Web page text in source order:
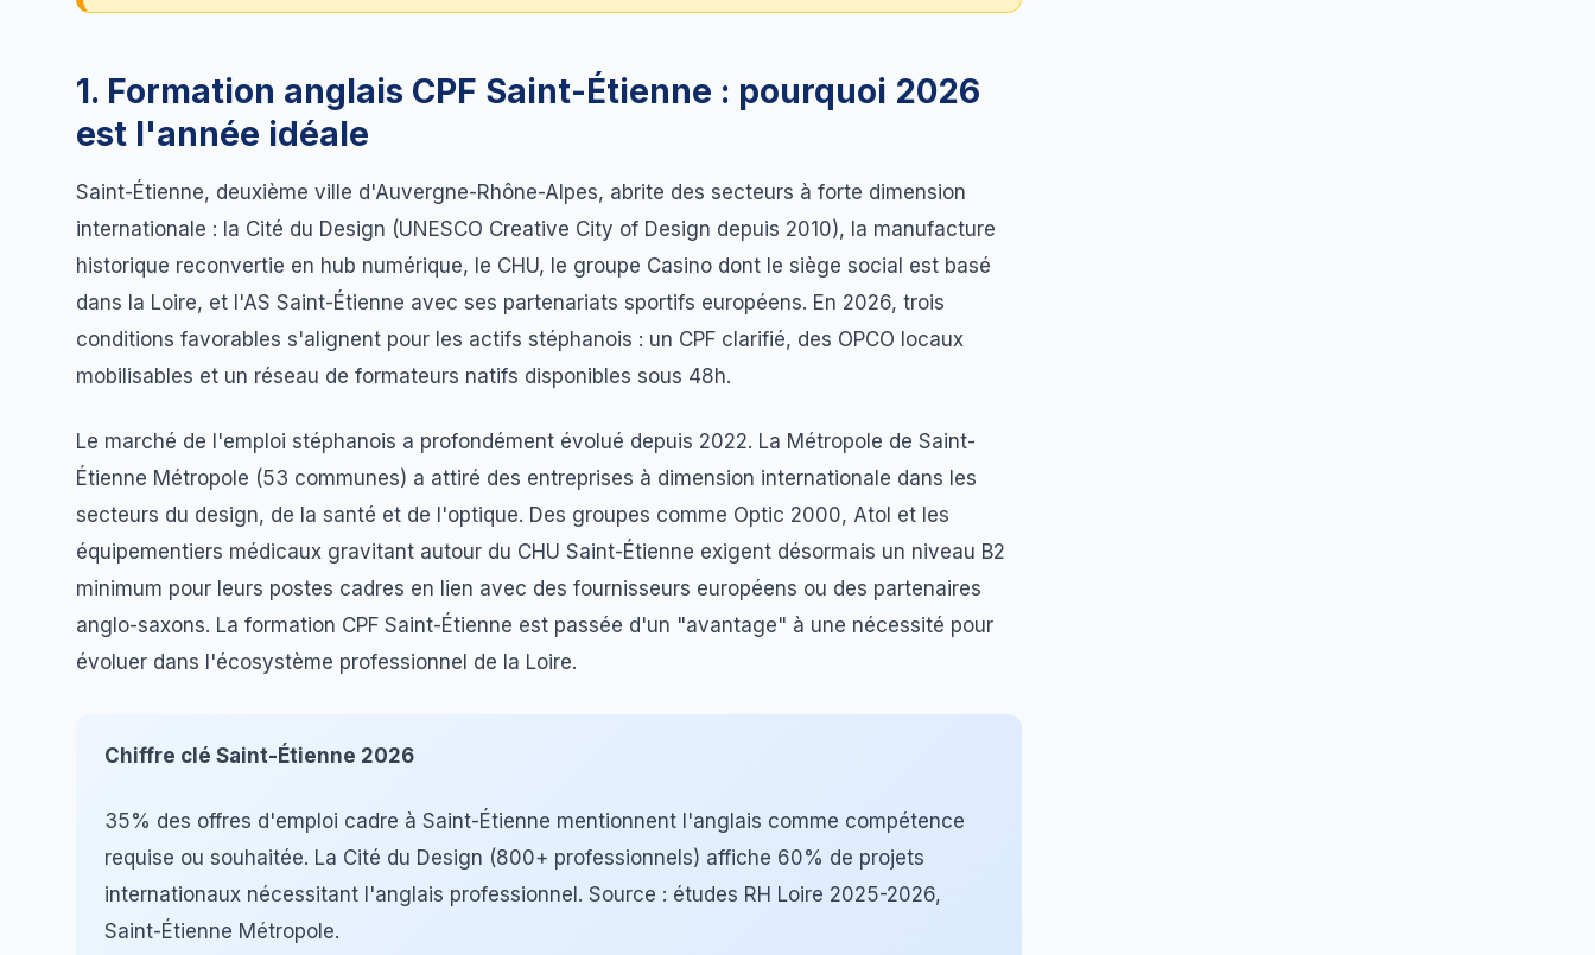
1. Formation anglais CPF Saint-Étienne : pourquoi 2026
est l'année idéale
Saint-Étienne, deuxième ville d'Auvergne-Rhône-Alpes, abrite des secteurs à forte dimension
internationale : la Cité du Design (UNESCO Creative City of Design depuis 2010), la manufacture
historique reconvertie en hub numérique, le CHU, le groupe Casino dont le siège social est basé
dans la Loire, et l'AS Saint-Étienne avec ses partenariats sportifs européens. En 2026, trois
conditions favorables s'alignent pour les actifs stéphanois : un CPF clarifié, des OPCO locaux
mobilisables et un réseau de formateurs natifs disponibles sous 48h.
Le marché de l'emploi stéphanois a profondément évolué depuis 2022. La Métropole de Saint-
Étienne Métropole (53 communes) a attiré des entreprises à dimension internationale dans les
secteurs du design, de la santé et de l'optique. Des groupes comme Optic 2000, Atol et les
équipementiers médicaux gravitant autour du CHU Saint-Étienne exigent désormais un niveau B2
minimum pour leurs postes cadres en lien avec des fournisseurs européens ou des partenaires
anglo-saxons. La formation CPF Saint-Étienne est passée d'un "avantage" à une nécessité pour
évoluer dans l'écosystème professionnel de la Loire.
Chiffre clé Saint-Étienne 2026
35% des offres d'emploi cadre à Saint-Étienne mentionnent l'anglais comme compétence
requise ou souhaitée. La Cité du Design (800+ professionnels) affiche 60% de projets
internationaux nécessitant l'anglais professionnel. Source : études RH Loire 2025-2026,
Saint-Étienne Métropole.